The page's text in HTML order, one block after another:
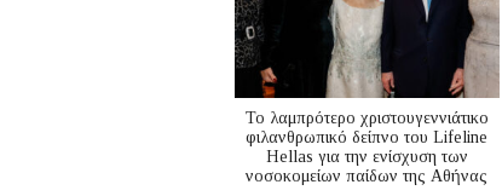
Το λαμπρότερο χριστουγεννιάτικο
φιλανθρωπικό δείπνο του Lifeline
Hellas για την ενίσχυση των
νοσοκομείων παίδων της Αθήνας